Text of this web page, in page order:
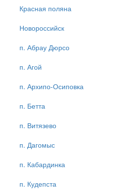
Красная поляна
Новороссийск
п. Абрау Дюрсо
п. Агой
п. Архипо-Осиповка
п. Бетта
п. Витязево
п. Дагомыс
п. Кабардинка
п. Кудепста